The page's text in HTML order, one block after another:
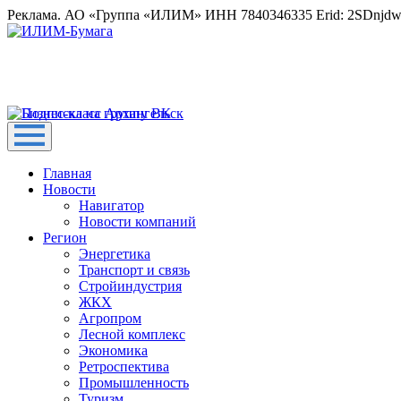
Реклама. АО «Группа «ИЛИМ» ИНН 7840346335 Erid:
Главная
Новости
Навигатор
Новости компаний
Регион
Энергетика
Транспорт и связь
Стройиндустрия
ЖКХ
Агропром
Лесной комплекс
Экономика
Ретроспектива
Промышленность